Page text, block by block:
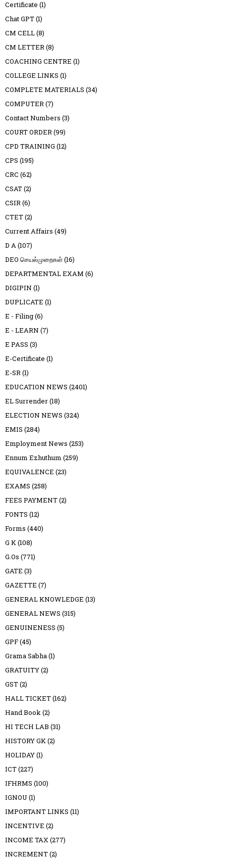
Certificate (1)
Chat GPT(1)
CM CELL(8)
CM LETTER(8)
COACHING CENTRE (1)
COLLEGE LINKS (1)
COMPLETE MATERIALS (34)
COMPUTER(7)
Contact Numbers (3)
COURT ORDER(99)
CPD TRAINING (12)
CPS (195)
CRC (62)
CSAT(2)
CSIR(6)
CTET(2)
Current Affairs (49)
D A(107)
DEO செயல்முறைகள்(16)
DEPARTMENTAL EXAM (6)
DIGIPIN (1)
DUPLICATE (1)
E - Filing(6)
E - LEARN (7)
E PASS (3)
E-Certificate (1)
E-SR(1)
EDUCATION NEWS (2401)
EL Surrender(18)
ELECTION NEWS (324)
EMIS (284)
Employment News (253)
Ennum Ezhuthum (259)
EQUIVALENCE (23)
EXAMS (258)
FEES PAYMENT(2)
FONTS (12)
Forms (440)
G K(108)
G.Os (771)
GATE (3)
GAZETTE (7)
GENERAL KNOWLEDGE (13)
GENERAL NEWS (315)
GENUINENESS (5)
GPF(45)
Grama Sabha(1)
GRATUITY(2)
GST(2)
HALL TICKET(162)
Hand Book(2)
HI TECH LAB (31)
HISTORY GK(2)
HOLIDAY(1)
ICT(227)
IFHRMS (100)
IGNOU (1)
IMPORTANT LINKS (11)
INCENTIVE (2)
INCOME TAX(277)
INCREMENT(2)